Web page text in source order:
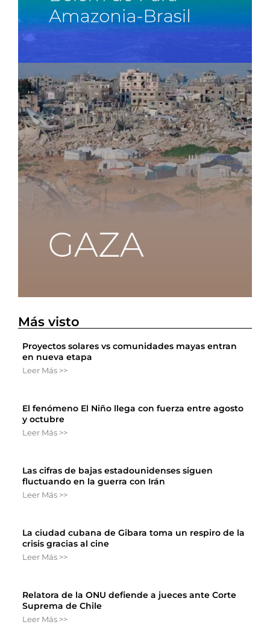
Más visto
Proyectos solares vs comunidades mayas entran
en nueva etapa
Leer Más >>
El fenómeno El Niño llega con fuerza entre agosto
y octubre
Leer Más >>
Las cifras de bajas estadounidenses siguen
fluctuando en la guerra con Irán
Leer Más >>
La ciudad cubana de Gibara toma un respiro de la
crisis gracias al cine
Leer Más >>
Relatora de la ONU defiende a jueces ante Corte
Suprema de Chile
Leer Más >>